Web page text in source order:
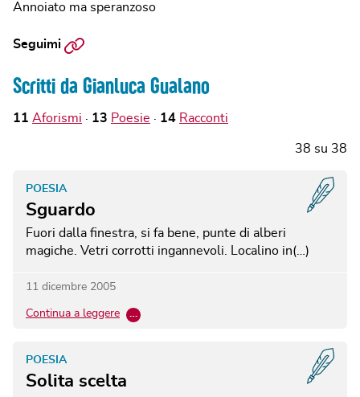
Annoiato ma speranzoso
Seguimi Sito
Scritti da Gianluca Gualano
11 Aforismi 13 Poesie 14 Racconti
38 su 38
Sguardo
POESIA
Fuori dalla finestra, si fa bene, punte di alberi
magiche. Vetri corrotti ingannevoli. Localino in(…)
11 dicembre 2005
Continua a leggere …
Solita scelta
POESIA